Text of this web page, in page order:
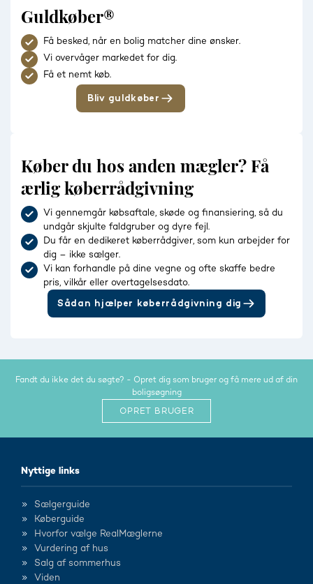
Guldkøber®
Få besked, når en bolig matcher dine ønsker.
Vi overvåger markedet for dig.
Få et nemt køb.
Bliv guldkøber
Køber du hos anden mægler? Få
ærlig køberrådgivning
Vi gennemgår købsaftale, skøde og finansiering, så du
undgår skjulte faldgruber og dyre fejl.
Du får en dedikeret køberrådgiver, som kun arbejder for
dig – ikke sælger.
Vi kan forhandle på dine vegne og ofte skaffe bedre
pris, vilkår eller overtagelsesdato.
Sådan hjælper køberrådgivning dig
Fandt du ikke det du søgte? - Opret dig som bruger og få mere ud af din
boligsøgning
OPRET BRUGER
Nyttige links
Sælgerguide
Køberguide
Hvorfor vælge RealMæglerne
Vurdering af hus
Salg af sommerhus
Viden